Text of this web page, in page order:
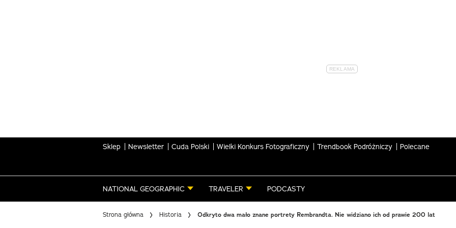
Sklep Newsletter Cuda Polski Wielki Konkurs Fotograficzny Trendbook Podróżniczy Polecane
NATIONAL GEOGRAPHIC TRAVELER PODCASTY
Strona główna Historia Odkryto dwa mało znane portrety Rembrandta. Nie widziano ich od prawie 200 lat